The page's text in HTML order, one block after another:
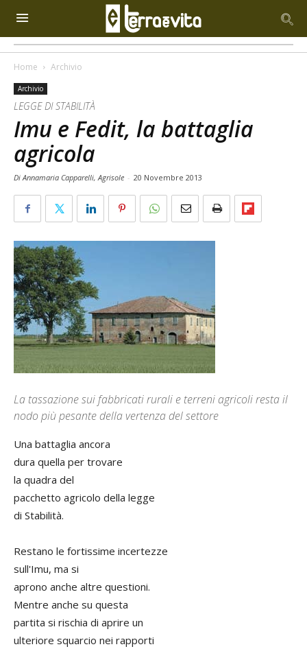
Home Archivio
Archivio
LEGGE DI STABILITÀ
Imu e Fedit, la battaglia
agricola
Di Annamaria Capparelli, Agrisole - 20 Novembre 2013
La tassazione sui fabbricati rurali e terreni agricoli resta il
nodo più pesante della vertenza del settore
Una battaglia ancora
dura quella per trovare
la quadra del
pacchetto agricolo della legge
di Stabilità.
Restano le fortissime incertezze
sull'Imu, ma si
aprono anche altre questioni.
Mentre anche su questa
partita si rischia di aprire un
ulteriore squarcio nei rapporti